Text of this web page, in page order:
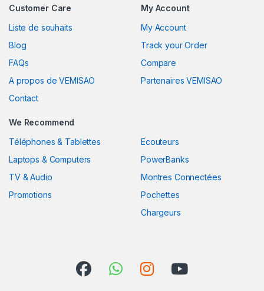
Customer Care
Liste de souhaits
Blog
FAQs
A propos de VEMISAO
Contact
My Account
My Account
Track your Order
Compare
Partenaires VEMISAO
We Recommend
Téléphones & Tablettes
Laptops & Computers
TV & Audio
Promotions
Ecouteurs
PowerBanks
Montres Connectées
Pochettes
Chargeurs